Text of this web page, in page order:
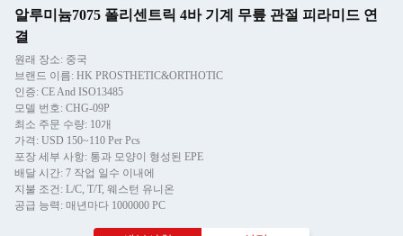
알루미늄7075 폴리센트릭 4바 기계 무릎 관절 피라미드 연
결
원래 장소: 중국
브랜드 이름: HK PROSTHETIC&ORTHOTIC
인증: CE And ISO13485
모델 번호: CHG-09P
최소 주문 수량: 10개
가격: USD 150~110 Per Pcs
포장 세부 사항: 통과 모양이 형성된 EPE
배달 시간: 7 작업 일수 이내에
지불 조건: L/C, T/T, 웨스턴 유니온
공급 능력: 매년마다 1000000 PC